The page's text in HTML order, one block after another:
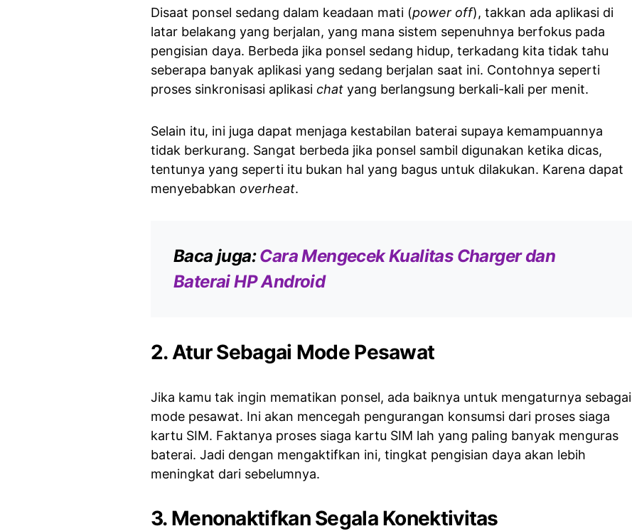
Disaat ponsel sedang dalam keadaan mati (power off), takkan ada aplikasi di
latar belakang yang berjalan, yang mana sistem sepenuhnya berfokus pada
pengisian daya. Berbeda jika ponsel sedang hidup, terkadang kita tidak tahu
seberapa banyak aplikasi yang sedang berjalan saat ini. Contohnya seperti
proses sinkronisasi aplikasi chat yang berlangsung berkali-kali per menit.
Selain itu, ini juga dapat menjaga kestabilan baterai supaya kemampuannya
tidak berkurang. Sangat berbeda jika ponsel sambil digunakan ketika dicas,
tentunya yang seperti itu bukan hal yang bagus untuk dilakukan. Karena dapat
menyebabkan overheat.
Baca juga:Cara Mengecek Kualitas Charger dan
Baterai HP Android
2. Atur Sebagai Mode Pesawat
Jika kamu tak ingin mematikan ponsel, ada baiknya untuk mengaturnya sebagai
mode pesawat. Ini akan mencegah pengurangan konsumsi dari proses siaga
kartu SIM. Faktanya proses siaga kartu SIM lah yang paling banyak menguras
baterai. Jadi dengan mengaktifkan ini, tingkat pengisian daya akan lebih
meningkat dari sebelumnya.
3. Menonaktifkan Segala Konektivitas